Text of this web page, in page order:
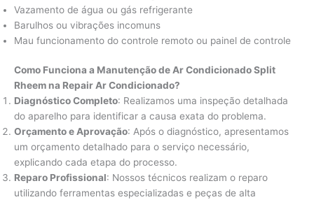
Vazamento de água ou gás refrigerante
Barulhos ou vibrações incomuns
Mau funcionamento do controle remoto ou painel de controle
Como Funciona a Manutenção de Ar Condicionado Split
Rheem na Repair Ar Condicionado?
Diagnóstico Completo: Realizamos uma inspeção detalhada
do aparelho para identificar a causa exata do problema.
Orçamento e Aprovação: Após o diagnóstico, apresentamos
um orçamento detalhado para o serviço necessário,
explicando cada etapa do processo.
Reparo Profissional: Nossos técnicos realizam o reparo
utilizando ferramentas especializadas e peças de alta